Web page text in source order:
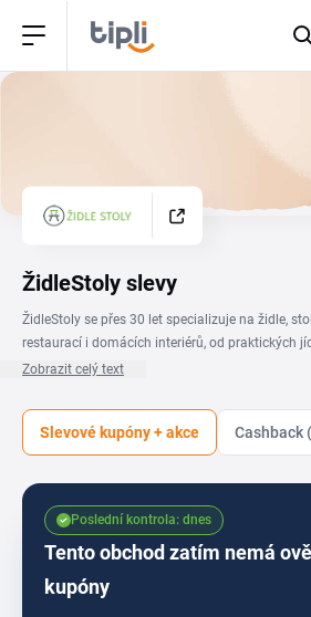
ŽidleStoly slevy
ŽidleStoly se přes 30 let specializuje na židle,
restaurací i domácích interiérů, od praktických
designové kousky. Se slevovým kódem
hodin. Na této stránce najdeš aktuální slevové
ŽidleStoly přehledně na jednom místě. Stačí
zkopírovat kód a vložit ho v košíku, sleva se
objednávky. Sleduj stránku, ať ti neuteče žádná
Zobrazit celý text
Slevové kupóny + akce Cashback
Tento obchod zatím nemá
kupóny
Poslední kontrola: dnes